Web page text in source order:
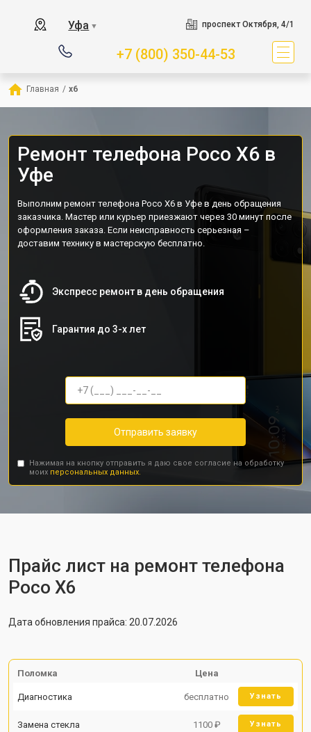
Уфа ▼ проспект Октября, 4/1
+7 (800) 350-44-53
Главная / x6
Ремонт телефона Poco X6 в
Уфе
Выполним ремонт телефона Poco X6 в Уфе в день обращения
заказчика. Мастер или курьер приезжают через 30 минут после
оформления заказа. Если неисправность серьезная –
доставим технику в мастерскую бесплатно.
Экспресс ремонт в день обращения
Гарантия до 3-х лет
Отправить заявку
Нажимая на кнопку отправить я даю свое согласие на обработку
моих персональных данных.
Прайс лист на ремонт телефона
Poco X6
Дата обновления прайса: 20.07.2026
Поломка Цена
Диагностика бесплатно Узнать
Замена стекла 1100 ₽ Узнать